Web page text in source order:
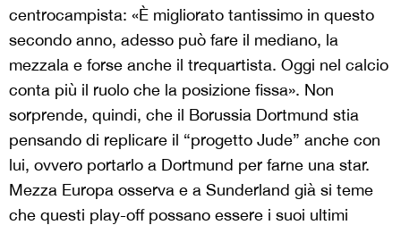
centrocampista: «È migliorato tantissimo in questo
secondo anno, adesso può fare il mediano, la
mezzala e forse anche il trequartista. Oggi nel calcio
conta più il ruolo che la posizione fissa». Non
sorprende, quindi, che il Borussia Dortmund stia
pensando di replicare il “progetto Jude” anche con
lui, ovvero portarlo a Dortmund per farne una star.
Mezza Europa osserva e a Sunderland già si teme
che questi play-off possano essere i suoi ultimi